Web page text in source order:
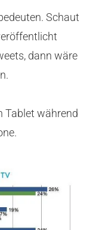
Schaut
dann wäre
Tablet während